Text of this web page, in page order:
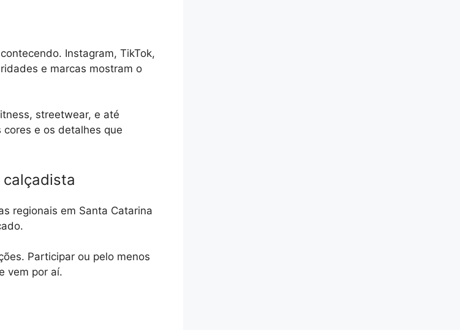
Instagram, TikTok,
e marcas mostram o
streetwear, e até
e os detalhes que
regionais em Santa Catarina
Participar ou pelo menos
vem por aí.